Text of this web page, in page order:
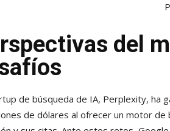
del
de búsqueda de IA, Perplexity, ha
de dólares al ofrecer un motor